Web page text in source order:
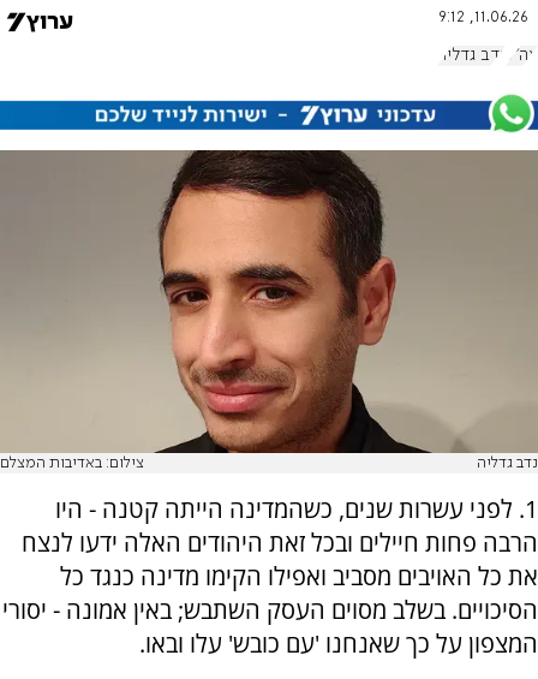
11.06.26, 9:12
צה"ל נדב גדליה
נדב גדליה צילום: באדיבות המצלם
1. לפני עשרות שנים, כשהמדינה הייתה קטנה - היו
הרבה פחות חיילים ובכל זאת היהודים האלה ידעו לנצח
את כל האויבים מסביב ואפילו הקימו מדינה כנגד כל
הסיכויים. בשלב מסוים העסק השתבש; באין אמונה - יסורי
המצפון על כך שאנחנו 'עם כובש' עלו ובאו.